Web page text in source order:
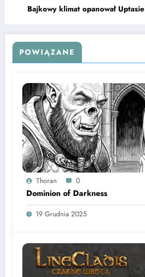
Bajkowy klimat opanował Uptasie
POWIĄZANE
Thoran 0
Dominion of Darkness
19 Grudnia 2025